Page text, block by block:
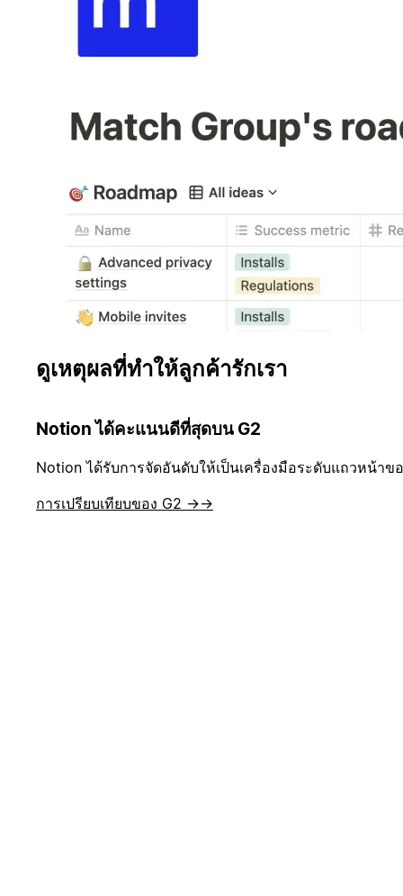
ดูเหตุผลที่ทำให้ลูกค้ารักเรา
Notion ได้คะแนนดีที่สุดบน G2
Notion ได้รับการจัดอันดับให้เป็นเครื่องมือระดับแถวหน้าข
การเปรียบเทียบของ G2 →→